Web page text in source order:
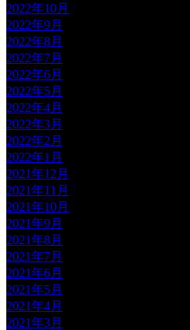
2022年10月
2022年9月
2022年8月
2022年7月
2022年6月
2022年5月
2022年4月
2022年3月
2022年2月
2022年1月
2021年12月
2021年11月
2021年10月
2021年9月
2021年8月
2021年7月
2021年6月
2021年5月
2021年4月
2021年3月